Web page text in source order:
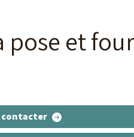
et
contacter